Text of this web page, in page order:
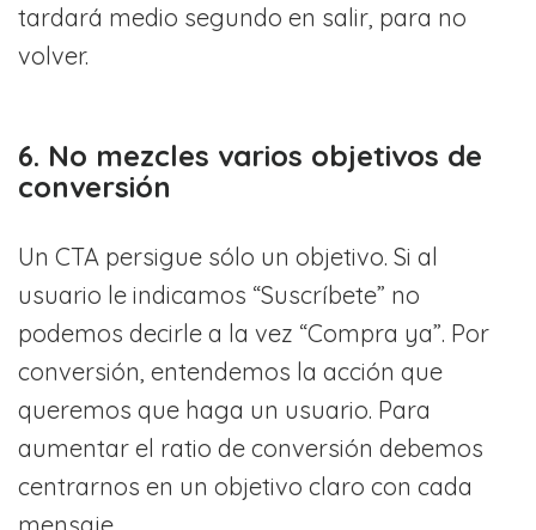
tardará medio segundo en salir, para no
volver.
6. No mezcles varios objetivos de
conversión
Un CTA persigue sólo un objetivo. Si al
usuario le indicamos “Suscríbete” no
podemos decirle a la vez “Compra ya”. Por
conversión, entendemos la acción que
queremos que haga un usuario. Para
aumentar el ratio de conversión debemos
centrarnos en un objetivo claro con cada